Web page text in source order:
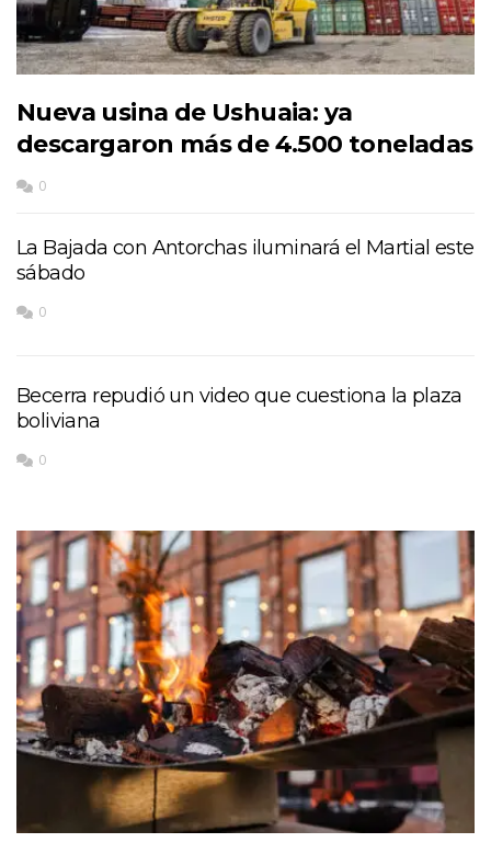
Nueva usina de Ushuaia: ya
descargaron más de 4.500 toneladas
0
La Bajada con Antorchas iluminará el Martial este
sábado
0
Becerra repudió un video que cuestiona la plaza
boliviana
0